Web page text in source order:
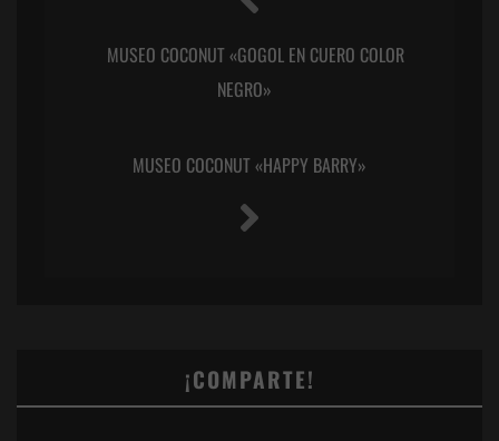
MUSEO COCONUT «GOGOL EN CUERO COLOR
NEGRO»
MUSEO COCONUT «HAPPY BARRY»
¡COMPARTE!